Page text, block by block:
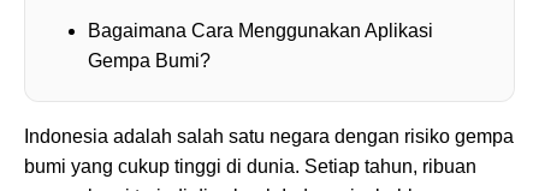
Bagaimana Cara Menggunakan Aplikasi
Gempa Bumi?
Indonesia adalah salah satu negara dengan risiko gempa
bumi yang cukup tinggi di dunia. Setiap tahun, ribuan